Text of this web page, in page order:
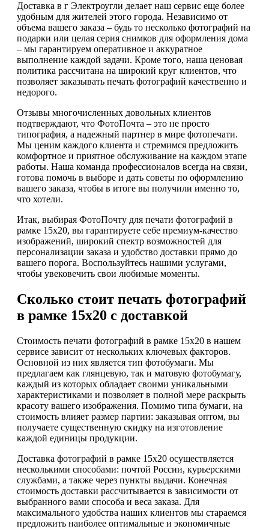
Доставка в г Электроугли делает наш сервис еще более
удобным для жителей этого города. Независимо от
объема вашего заказа – будь то несколько фотографий на
подарки или целая серия снимков для оформления дома
– мы гарантируем оперативное и аккуратное
выполнение каждой задачи. Кроме того, наша ценовая
политика рассчитана на широкий круг клиентов, что
позволяет заказывать печать фотографий качественно и
недорого.
Отзывы многочисленных довольных клиентов
подтверждают, что ФотоПочта – это не просто
типография, а надежный партнер в мире фотопечати.
Мы ценим каждого клиента и стремимся предложить
комфортное и приятное обслуживание на каждом этапе
работы. Наша команда профессионалов всегда на связи,
готова помочь в выборе и дать советы по оформлению
вашего заказа, чтобы в итоге вы получили именно то,
что хотели.
Итак, выбирая ФотоПочту для печати фотографий в
рамке 15х20, вы гарантируете себе премиум-качество
изображений, широкий спектр возможностей для
персонализации заказа и удобство доставки прямо до
вашего порога. Воспользуйтесь нашими услугами,
чтобы увековечить свои любимые моменты.
Сколько стоит печать фотографий
в рамке 15х20 с доставкой
Стоимость печати фотографий в рамке 15х20 в нашем
сервисе зависит от нескольких ключевых факторов.
Основной из них является тип фотобумаги. Мы
предлагаем как глянцевую, так и матовую фотобумагу,
каждый из которых обладает своими уникальными
характеристиками и позволяет в полной мере раскрыть
красоту вашего изображения. Помимо типа бумаги, на
стоимость влияет размер партии: заказывая оптом, вы
получаете существенную скидку на изготовление
каждой единицы продукции.
Доставка фотографий в рамке 15х20 осуществляется
несколькими способами: почтой России, курьерскими
службами, а также через пункты выдачи. Конечная
стоимость доставки рассчитывается в зависимости от
выбранного вами способа и веса заказа. Для
максимального удобства наших клиентов мы стараемся
предложить наиболее оптимальные и экономичные